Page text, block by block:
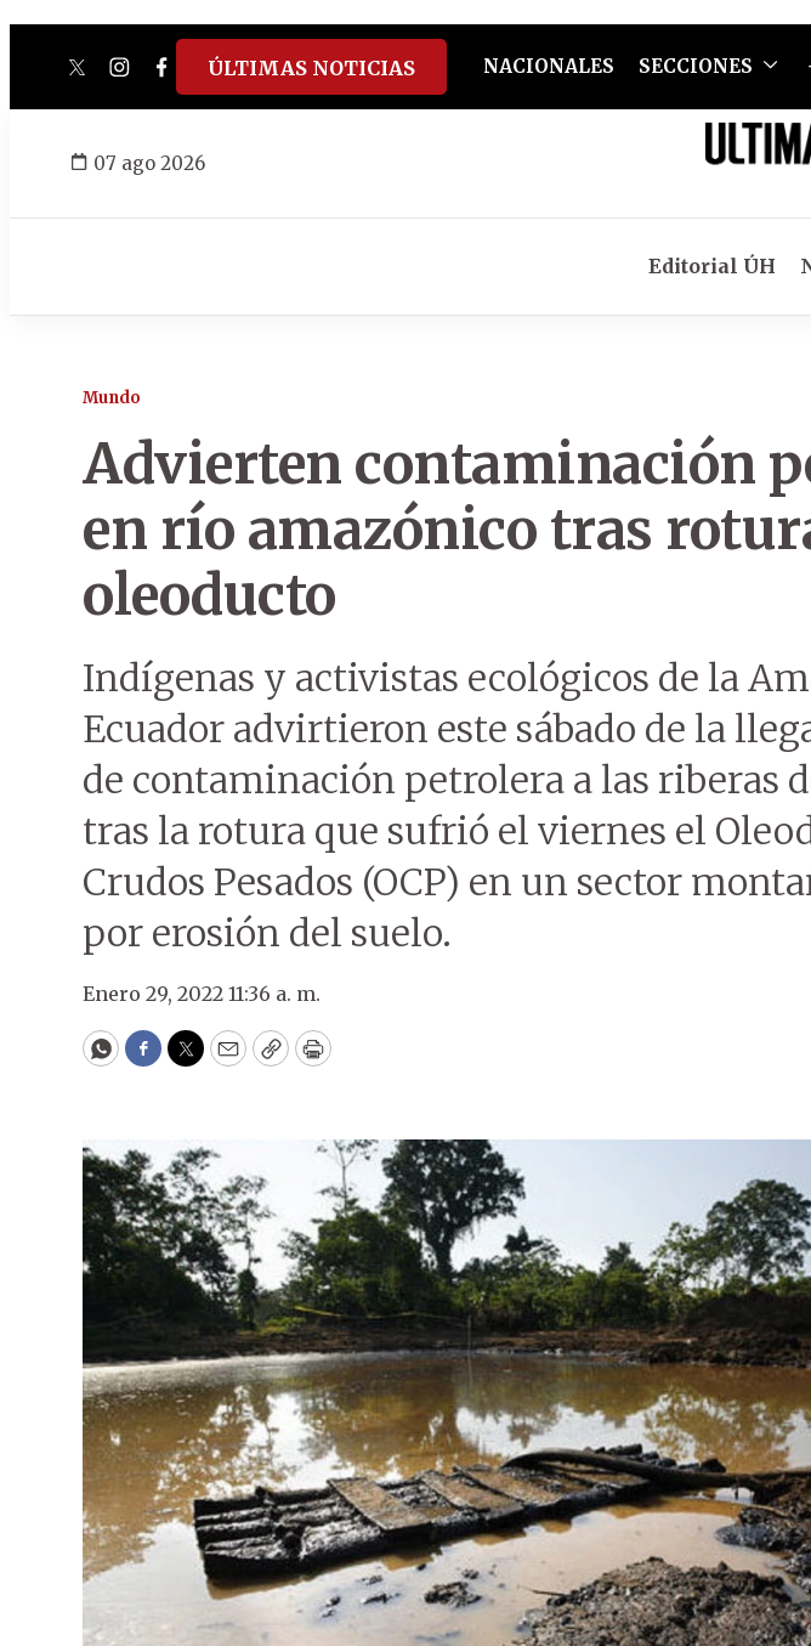
twitterinstagram
facebook
tiktokyoutube
spotify
ÚLTIMAS NOTICIAS NACIONALES SECCIONES
07 ago 2026
Editorial ÚH
Mundo
Advierten contaminación
en río amazónico tras
oleoducto
Indígenas y activistas ecológicos de la
Ecuador advirtieron este sábado de la
de contaminación petrolera a las riberas
tras la rotura que sufrió el viernes el
Crudos Pesados (OCP) en un sector
por erosión del suelo.
Enero 29, 2022 11:36 a. m.
WhatsApp
Facebook
Twitter
EmailCopyPrint